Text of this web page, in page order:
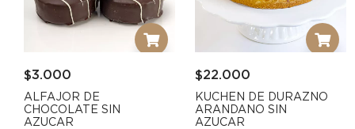
$3.000
ALFAJOR DE
CHOCOLATE SIN
AZUCAR
$22.000
KUCHEN DE DURAZNO
ARANDANO SIN
AZUCAR